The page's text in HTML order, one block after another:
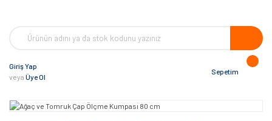
Giriş Yap
veya Üye Ol
Sepetim